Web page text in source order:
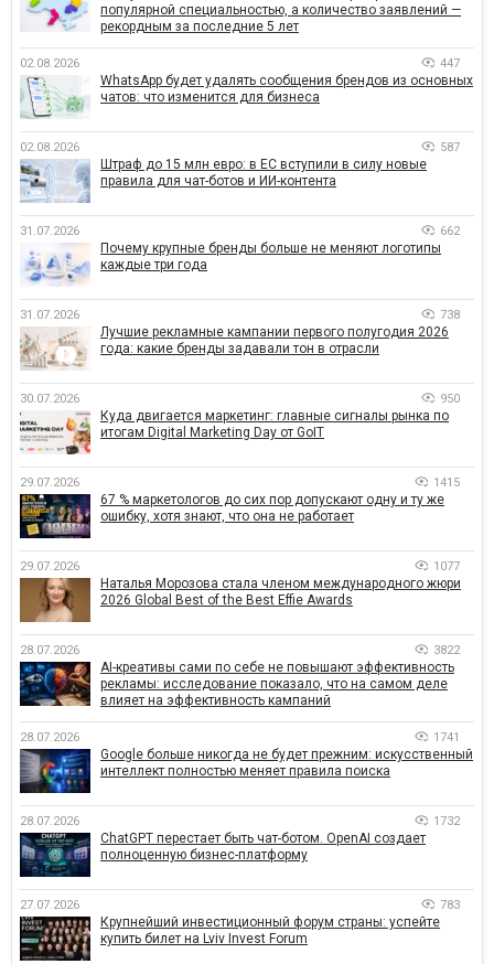
популярной специальностью, а количество заявлений —
рекордным за последние 5 лет
02.08.2026 447
WhatsApp будет удалять сообщения брендов из основных
чатов: что изменится для бизнеса
02.08.2026 587
Штраф до 15 млн евро: в ЕС вступили в силу новые
правила для чат-ботов и ИИ-контента
31.07.2026 662
Почему крупные бренды больше не меняют логотипы
каждые три года
31.07.2026 738
Лучшие рекламные кампании первого полугодия 2026
года: какие бренды задавали тон в отрасли
30.07.2026 950
Куда двигается маркетинг: главные сигналы рынка по
итогам Digital Marketing Day от GoIT
29.07.2026 1415
67 % маркетологов до сих пор допускают одну и ту же
ошибку, хотя знают, что она не работает
29.07.2026 1077
Наталья Морозова стала членом международного жюри
2026 Global Best of the Best Effie Awards
28.07.2026 3822
AI-креативы сами по себе не повышают эффективность
рекламы: исследование показало, что на самом деле
влияет на эффективность кампаний
28.07.2026 1741
Google больше никогда не будет прежним: искусственный
интеллект полностью меняет правила поиска
28.07.2026 1732
ChatGPT перестает быть чат-ботом. OpenAI создает
полноценную бизнес-платформу
27.07.2026 783
Крупнейший инвестиционный форум страны: успейте
купить билет на Lviv Invest Forum